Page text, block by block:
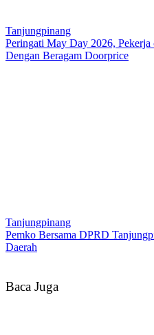
Tanjungpinang
Peringati May Day 2026, Pekerja
Dengan Beragam Doorprice
Tanjungpinang
Pemko Bersama DPRD
Daerah
Baca Juga